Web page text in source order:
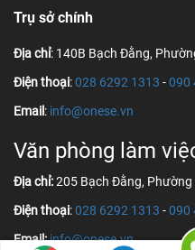
Trụ sở chính
Địa chỉ: 140B Bạch Đằng,
Điện thoại:028 6292 1313 -090
Email : info@onese.vn
Văn phòng làm
Địa chỉ:205 Bạch Đằng, Phường
Điện thoại:028 6292 1313 -090
Email:info@onese.vn